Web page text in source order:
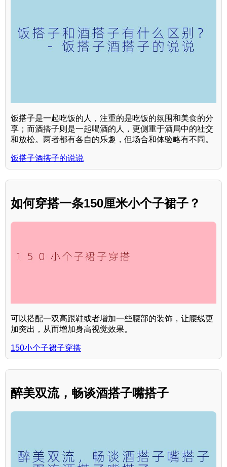
饭搭子是一起吃饭的人，注重的是吃饭的氛围和美食的分
享；而酒搭子则是一起喝酒的人，更侧重于酒局中的社交
和放松。两者都有各自的乐趣，但场合和体验略有不同。
饭搭子酒搭子的说说
如何穿搭一条150厘米小个子裙子？
可以搭配一双高跟鞋或者增加一些腰部的装饰，让腰线更
加突出，从而增加身高视觉效果。
150小个子裙子穿搭
醉美双流，畅谈酒搭子嘴搭子